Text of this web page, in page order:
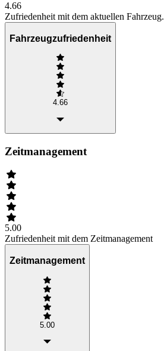
4.66
Zufriedenheit mit dem aktuellen Fahrzeug.
Fahrzeugzufriedenheit
4.66
Zeitmanagement
5.00
Zufriedenheit mit dem Zeitmanagement
Zeitmanagement
5.00